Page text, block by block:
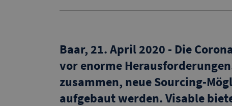
Baar, 21. April 2020 - Die
vor enorme
zusammen, neue Sourcing-
aufgebaut werden. Visable